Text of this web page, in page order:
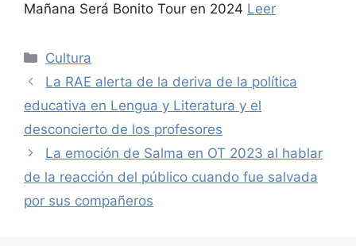
Mañana Será Bonito Tour en 2024 Leer
Categories
Cultura
La RAE alerta de la deriva de la política
educativa en Lengua y Literatura y el
desconcierto de los profesores
La emoción de Salma en OT 2023 al hablar
de la reacción del público cuando fue salvada
por sus compañeros